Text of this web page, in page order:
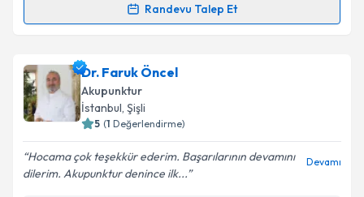
'ni okudum ve kişisel verilerimin belirtilen
kapsamda işlenmesini kabul ediyorum.
Takvim Talebini Gönder
Randevu Talep Et
Randevu Takvimi Talebi
Uzm. Dr. Gülten Özbaş
oluşturun. Size bu uzmandan randevu almanız için bir
takvim hazırlandığında e-posta ile bilgilendireceğiz.
Dr. Faruk Öncel
Akupunktur
İstanbul, Şişli
5 (1 Değerlendirme)
Hocama çok teşekkür ederim. Başarılarının devamını
dilerim. Akupunktur denince ilk...
Devamı